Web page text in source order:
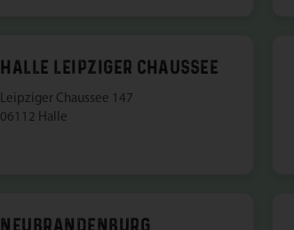
HALLE LEIPZIGER CHAUSSEE
Leipziger Chaussee 147
06112 Halle
NEUBRANDENBURG